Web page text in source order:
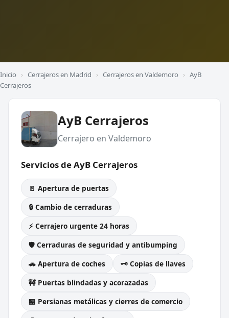
Inicio › Cerrajeros en Madrid › Cerrajeros en Valdemoro › AyB
Cerrajeros
AyB Cerrajeros
Cerrajero en Valdemoro
Servicios de AyB Cerrajeros
🚪 Apertura de puertas
🔒 Cambio de cerraduras
⚡ Cerrajero urgente 24 horas
🛡️ Cerraduras de seguridad y antibumping
🚗 Apertura de coches
🗝️ Copias de llaves
🚧 Puertas blindadas y acorazadas
🏪 Persianas metálicas y cierres de comercio